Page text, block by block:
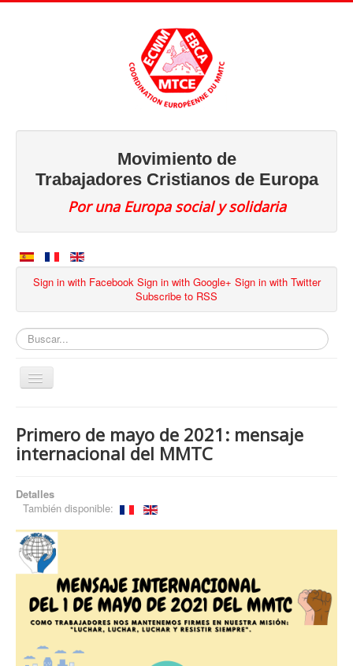
Movimiento de
Trabajadores Cristianos de Europa
Por una Europa social y solidaria
Sign in with Facebook Sign in with Google+ Sign in with Twitter
Subscribe to RSS
Buscar
Cambiar
navegación
¿Quiénes somos?
Temas
Artículos archivados
Contacto
Primero de mayo de 2021: mensaje
internacional del MMTC
Detalles
También disponible: